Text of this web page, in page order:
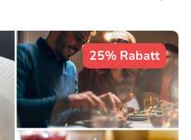
25% Rabatt